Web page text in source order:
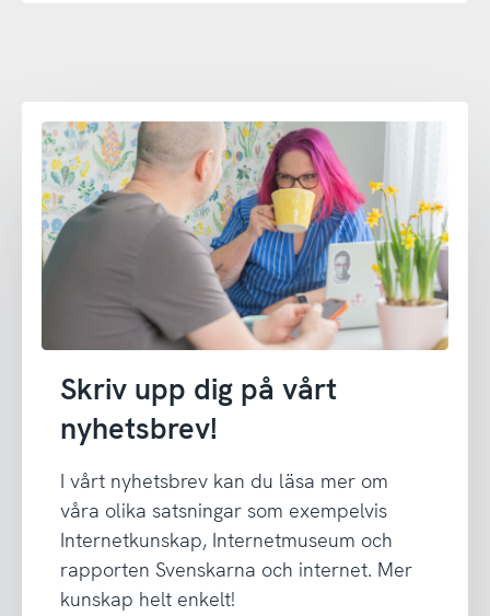
Skriv upp dig på vårt
nyhetsbrev!
I vårt nyhetsbrev kan du läsa mer om
våra olika satsningar som exempelvis
Internetkunskap, Internetmuseum och
rapporten Svenskarna och internet. Mer
kunskap helt enkelt!